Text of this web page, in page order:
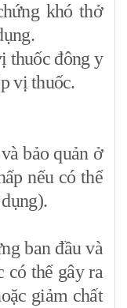
khó thở
thuốc đông y
vị thuốc.
bảo quản ở
nếu có thể
ban đầu và
có thể gây ra
giảm chất